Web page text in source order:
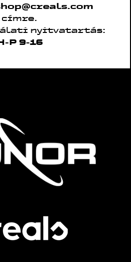
címre.
nyitvatartás:
P 9-16